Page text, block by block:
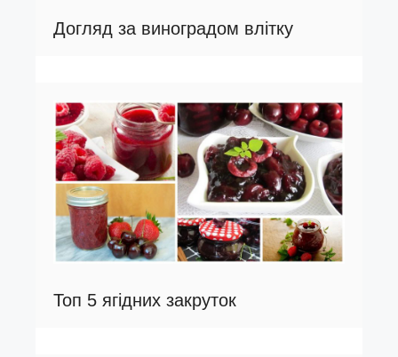
Догляд за виноградом влітку
Топ 5 ягідних закруток